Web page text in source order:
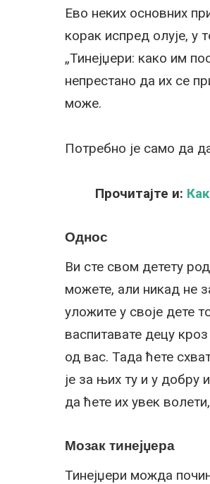
Ево неких основних
корак испред олује,
„Тинејџери: како им
непрестано да их се
може.
Потребно је само да
Прочитајте и:
Однос
Ви сте свом детету
можете, али никад не
уложите у своје дете
васпитавате децу
од вас. Тада ћете
је за њих ту и у добру
да ћете их увек
Мозак тинејџера
Тинејџери можда